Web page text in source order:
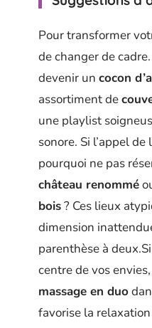
Pour transformer
de changer de
devenir un cocon
assortiment de
une playlist
sonore. Si l’appel
pourquoi ne pas
château renommé
bois? Ces lieux
dimension
parenthèse à
centre de vos
massage en duo
favorise la